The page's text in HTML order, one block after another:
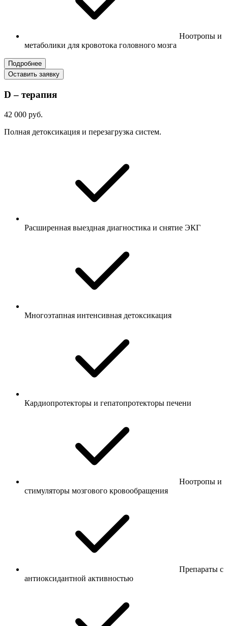
Ноотропы и
метаболики для кровотока головного мозга
Подробнее
Оставить заявку
D – терапия
42 000 руб.
Полная детоксикация и перезагрузка систем.
Расширенная выездная диагностика и снятие ЭКГ
Многоэтапная интенсивная детоксикация
Кардиопротекторы и гепатопротекторы печени
Ноотропы и
стимуляторы мозгового кровообращения
Препараты с
антиоксидантной активностью